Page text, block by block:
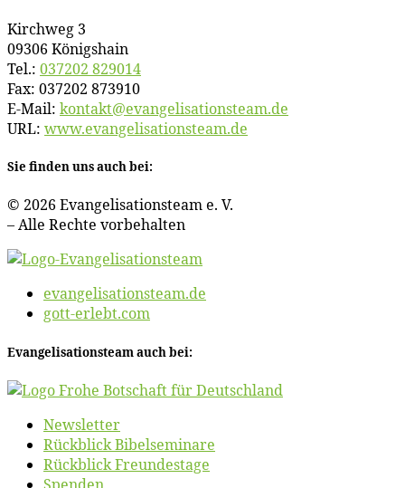
Kirch­weg 3
09306 Königshain
Tel.: 037202 829014
Fax: 037202 873910
E‑Mail: kontakt@​evangelisationsteam.​de
URL: www​.evan​ge​li​sa​ti​ons​team​.de
Sie fin­den uns auch bei:
© 2026 Evan­ge­li­sa­ti­ons­team e. V.
– Al­le Rech­te vorbehalten
evangelisationsteam.de
gott-erlebt.com
Evan­ge­li­sa­ti­ons­team auch bei:
News­let­ter
Rück­blick Bibelseminare
Rück­blick Freundestage